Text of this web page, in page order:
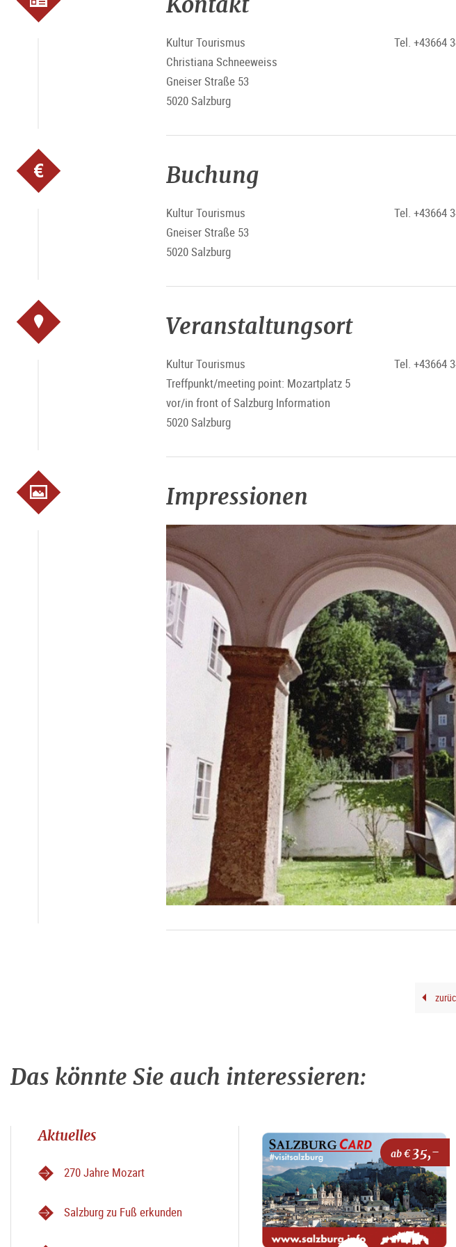
Family Ticket:
Gruppenticket:
Gruppenticket:
WICHTIG! WENN SIE AM TAG DER VERANSTALTUNG
Bitte beachten Sie, dass die Touren vom Guide eigenständig
Kultur Tourismus
Christiana Schneeweiss
Gneiser Straße 53
5020 Salzburg
Tel. +43664
Buchung
Kultur Tourismus
Gneiser Straße 53
5020 Salzburg
Tel. +43664
Veranstaltungsort
Kultur Tourismus
Treffpunkt/meeting point: Mozartplatz 5
vor/in front of Salzburg Information
5020 Salzburg
Tel. +43664
Impressionen
Das könnte Sie auch interessieren:
Aktuelles
270 Jahre Mozart
Salzburg zu Fuß erkunden
ab €35,-